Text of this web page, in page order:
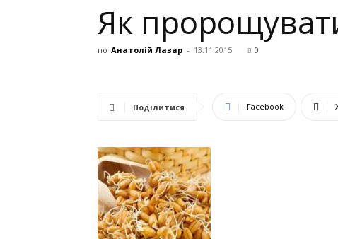
Як
по Анатолій Лазар - 13.11.2015 0
Поділитися Facebook